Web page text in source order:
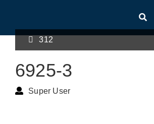
312
6925-3
Super User